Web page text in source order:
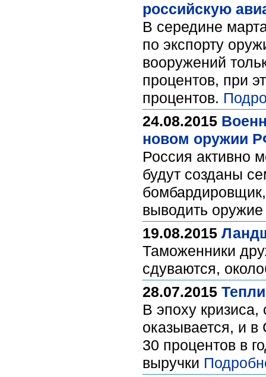
российскую
В середине
по экспорту
вооружений
процентов, при
процентов.
24.08.2015
новом оружии
Россия активно
будут созданы
выводить
19.08.2015
Таможенники
сдуваются,
28.07.2015
В эпоху кризиса,
оказывается, и в
30 процентов в
выручки